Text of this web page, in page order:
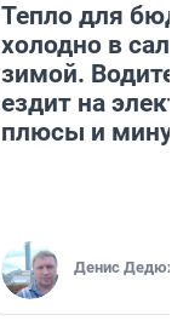
Тепло для
холодно в
зимой.
ездит на
плюсы и
Денис